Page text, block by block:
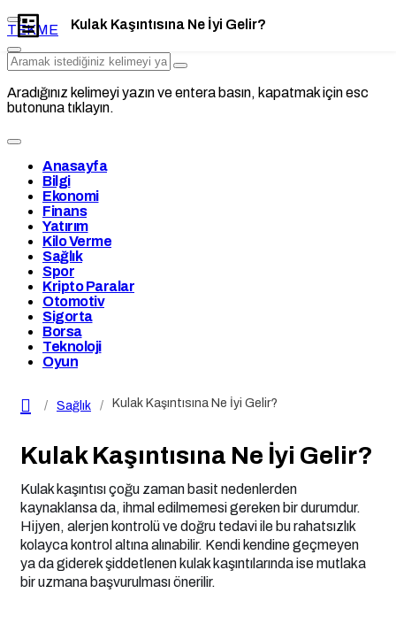
TEKME
Aradığınız kelimeyi yazın ve entera basın, kapatmak için esc
butonuna tıklayın.
Anasayfa
Bilgi
Ekonomi
Finans
Yatırım
Kilo Verme
Sağlık
Spor
Kripto Paralar
Otomotiv
Sigorta
Borsa
Teknoloji
Oyun
Sağlık Kulak Kaşıntısına Ne İyi Gelir?
Kulak Kaşıntısına Ne İyi Gelir?
Kulak kaşıntısı çoğu zaman basit nedenlerden
kaynaklansa da, ihmal edilmemesi gereken bir durumdur.
Hijyen, alerjen kontrolü ve doğru tedavi ile bu rahatsızlık
kolayca kontrol altına alınabilir. Kendi kendine geçmeyen
ya da giderek şiddetlenen kulak kaşıntılarında ise mutlaka
bir uzmana başvurulması önerilir.
Kulak Kaşıntısına Ne İyi Gelir?
Yorum Yap Paylaş